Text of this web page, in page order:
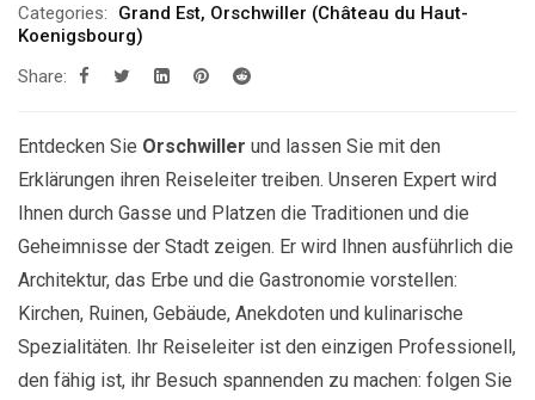
bis
Categories: Grand Est, Orschwiller (Château du Haut-
Koenigsbourg)
Share:
Entdecken Sie Orschwiller und lassen Sie mit den
Erklärungen ihren Reiseleiter treiben. Unseren Expert wird
Ihnen durch Gasse und Platzen die Traditionen und die
Geheimnisse der Stadt zeigen. Er wird Ihnen ausführlich die
Architektur, das Erbe und die Gastronomie vorstellen:
Kirchen, Ruinen, Gebäude, Anekdoten und kulinarische
Spezialitäten. Ihr Reiseleiter ist den einzigen Professionell,
den fähig ist, ihr Besuch spannenden zu machen: folgen Sie